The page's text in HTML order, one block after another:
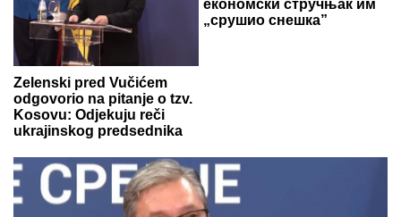
Zelenski pred Vučićem
odgovorio na pitanje o tzv.
Kosovu: Odjekuju reči
ukrajinskog predsednika
економски стручњак им
„срушио снешка”